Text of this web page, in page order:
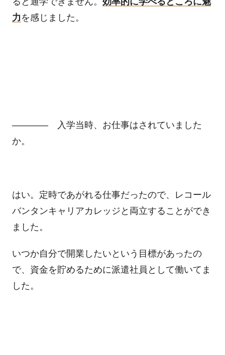
力 を感じました。
―――― 入学当時、お仕事はされていました
か。
はい。定時であがれる仕事だったので、レコール
バンタンキャリアカレッジと両立することができ
ました。
いつか自分で開業したいという目標があったの
で、資金を貯めるために派遣社員として働いてま
した。